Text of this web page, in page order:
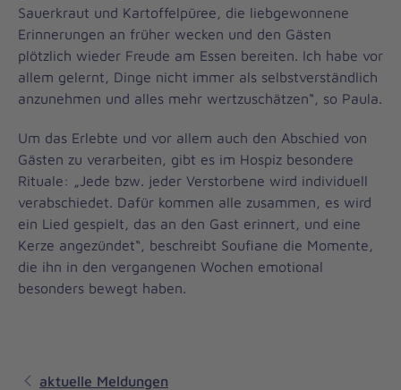
Sauerkraut und Kartoffelpüree, die liebgewonnene
Erinnerungen an früher wecken und den Gästen
plötzlich wieder Freude am Essen bereiten. Ich habe vor
allem gelernt, Dinge nicht immer als selbstverständlich
anzunehmen und alles mehr wertzuschätzen“, so Paula.
Um das Erlebte und vor allem auch den Abschied von
Gästen zu verarbeiten, gibt es im Hospiz besondere
Rituale: „Jede bzw. jeder Verstorbene wird individuell
verabschiedet. Dafür kommen alle zusammen, es wird
ein Lied gespielt, das an den Gast erinnert, und eine
Kerze angezündet“, beschreibt Soufiane die Momente,
die ihn in den vergangenen Wochen emotional
besonders bewegt haben.
aktuelle Meldungen